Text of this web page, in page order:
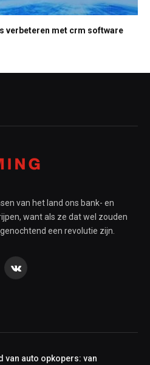
verbeteren met crm software
van het land ons bank- en
want als ze dat wel zouden
een revolutie zijn.
VKontakte
van auto opkopers: van